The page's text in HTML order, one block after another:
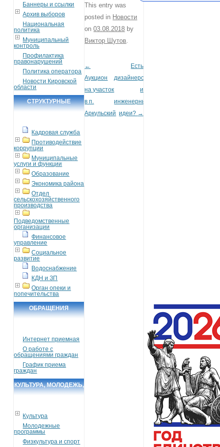
Баннеры и ссылки
Архив выборов
Национальная
политика
Муниципальный
контроль
Профилактика
правонарушений
Политика оператора
Новости Кировской
области
СТРУКТУРНЫЕ
Кадровая служба
Противодействие
коррупции
Муниципальные
услуги и функции
Образование
Экономика района
Отдел
сельскохозяйственного
производства
Подведомственные
организации
Финансовое
управление
Социальное
развитие
Водоснабжение
КДН и ЗП
Орган опеки и
попечительства
ОБРАЩЕНИЯ
Интернет приемная
О работе с
обращениями граждан
График приема
граждан
КУЛЬТУРА, МОЛОДЕЖЬ,
Культура
Молодежные
программы
Физкультура и спорт
This entry was
posted in Новости
on03.08.2018 by
Виктор Шутов
Post navigation
←
Аукцион
на участок
в п.
Аркульский
Есть
дизайнерские
и
инженерные
идеи? →